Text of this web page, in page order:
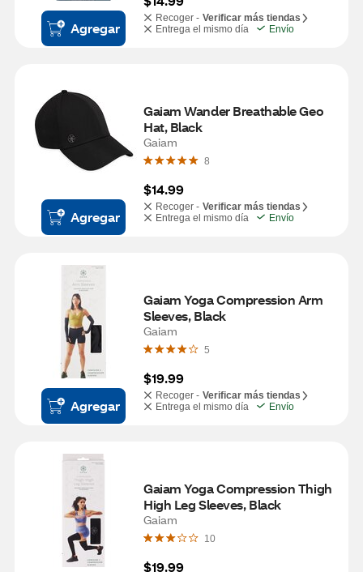
Agregar
Recoger - Verificar más tiendas
Entrega el mismo día
Envío
Agregar
Gaiam Wander Breathable Geo
Hat, Black
Gaiam
8
$14.99
Recoger - Verificar más tiendas
Entrega el mismo día
Envío
Agregar
Gaiam Yoga Compression Arm
Sleeves, Black
Gaiam
5
$19.99
Recoger - Verificar más tiendas
Entrega el mismo día
Envío
Gaiam Yoga Compression Thigh
High Leg Sleeves, Black
Gaiam
10
$19.99